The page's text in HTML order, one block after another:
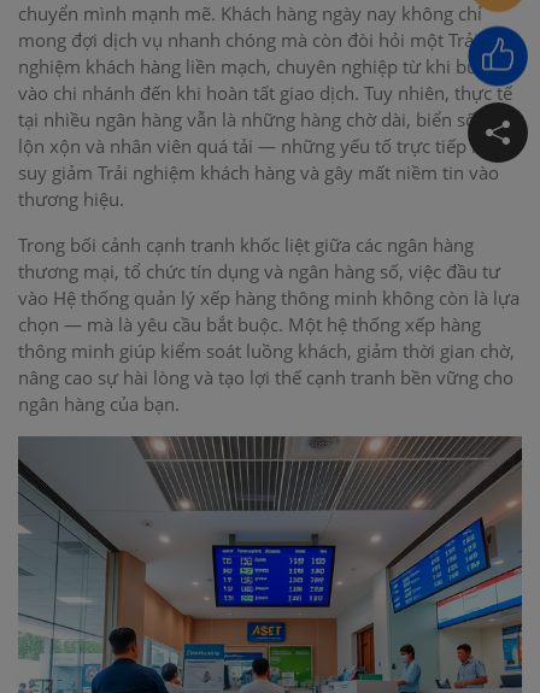
chuyển mình mạnh mẽ. Khách hàng ngày nay không chỉ
mong đợi dịch vụ nhanh chóng mà còn đòi hỏi một Trải
nghiệm khách hàng liền mạch, chuyên nghiệp từ khi bước
vào chi nhánh đến khi hoàn tất giao dịch. Tuy nhiên, thực tế
tại nhiều ngân hàng vẫn là những hàng chờ dài, biển số hiệu
lộn xộn và nhân viên quá tải — những yếu tố trực tiếp làm
suy giảm Trải nghiệm khách hàng và gây mất niềm tin vào
thương hiệu.
Trong bối cảnh cạnh tranh khốc liệt giữa các ngân hàng
thương mại, tổ chức tín dụng và ngân hàng số, việc đầu tư
vào Hệ thống quản lý xếp hàng thông minh không còn là lựa
chọn — mà là yêu cầu bắt buộc. Một hệ thống xếp hàng
thông minh giúp kiểm soát luồng khách, giảm thời gian chờ,
nâng cao sự hài lòng và tạo lợi thế cạnh tranh bền vững cho
ngân hàng của bạn.